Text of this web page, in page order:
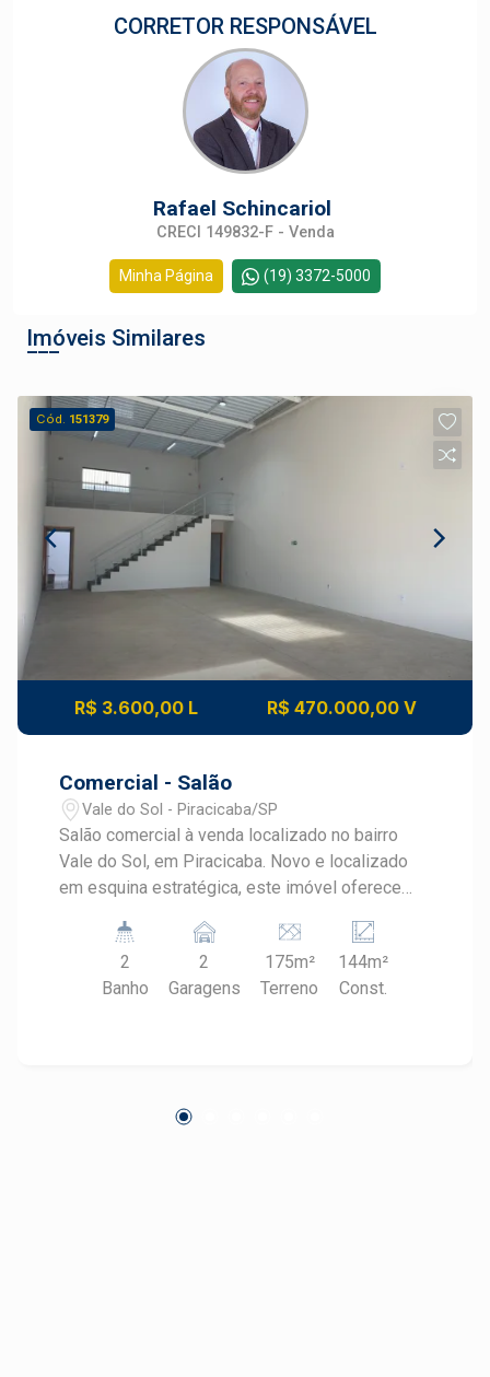
CORRETOR RESPONSÁVEL
Rafael Schincariol
CRECI 149832-F - Venda
Minha Página (19) 3372-5000
Imóveis Similares
Cód. 151379
R$ 3.600,00 L R$ 470.000,00 V
Comercial - Salão
Vale do Sol - Piracicaba/SP
Salão comercial à venda localizado no bairro
Vale do Sol, em Piracicaba. Novo e localizado
em esquina estratégica, este imóvel oferece
estrutura moderna, sendo uma excelente
oportunidade para empresas que buscam
praticidade e destaque em uma região em
gabinete e pia - 2 banheiros com pia e box em
2
Banho
2
Garagens
175m²
Terreno
144m²
Const.